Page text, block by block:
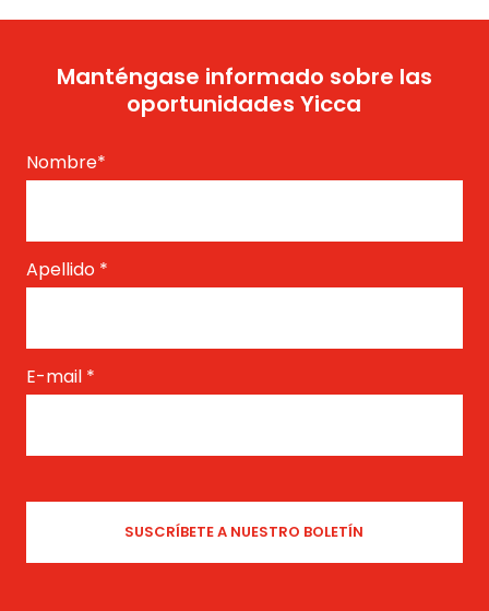
Manténgase informado sobre las
oportunidades Yicca
Nombre*
Apellido *
E-mail *